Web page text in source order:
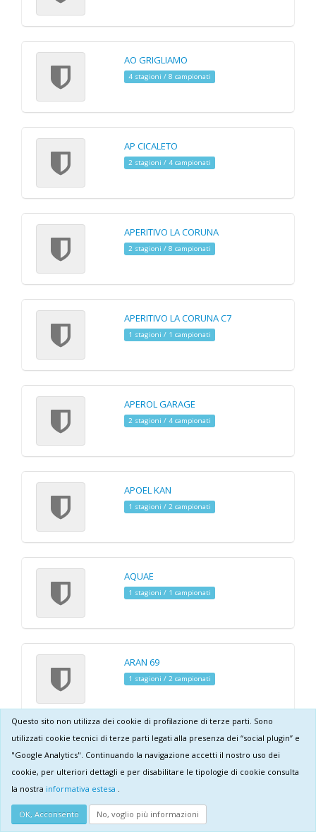
AO GRIGLIAMO
4 stagioni / 8 campionati
AP CICALETO
2 stagioni / 4 campionati
APERITIVO LA CORUNA
2 stagioni / 8 campionati
APERITIVO LA CORUNA C7
1 stagioni / 1 campionati
APEROL GARAGE
2 stagioni / 4 campionati
APOEL KAN
1 stagioni / 2 campionati
AQUAE
1 stagioni / 1 campionati
ARAN 69
1 stagioni / 2 campionati
Questo sito non utilizza dei cookie di profilazione di terze parti. Sono
utilizzati cookie tecnici di terze parti legati alla presenza dei “social plugin” e
"Google Analytics". Continuando la navigazione accetti il nostro uso dei
cookie, per ulteriori dettagli e per disabilitare le tipologie di cookie consulta
la nostra informativa estesa .
OK, Acconsento No, voglio più informazioni